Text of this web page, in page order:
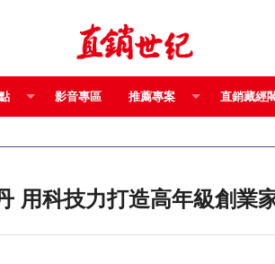
影音專區 推薦專案 直銷藏經
雙博士領軍，醫界學界雙認證 百麗絲丹 用科技力打造高年級創業